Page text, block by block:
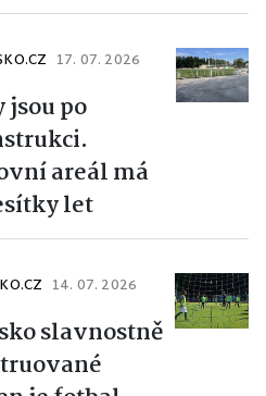
17. 07. 2026
po
areál má
let
14. 07. 2026
slavnostně